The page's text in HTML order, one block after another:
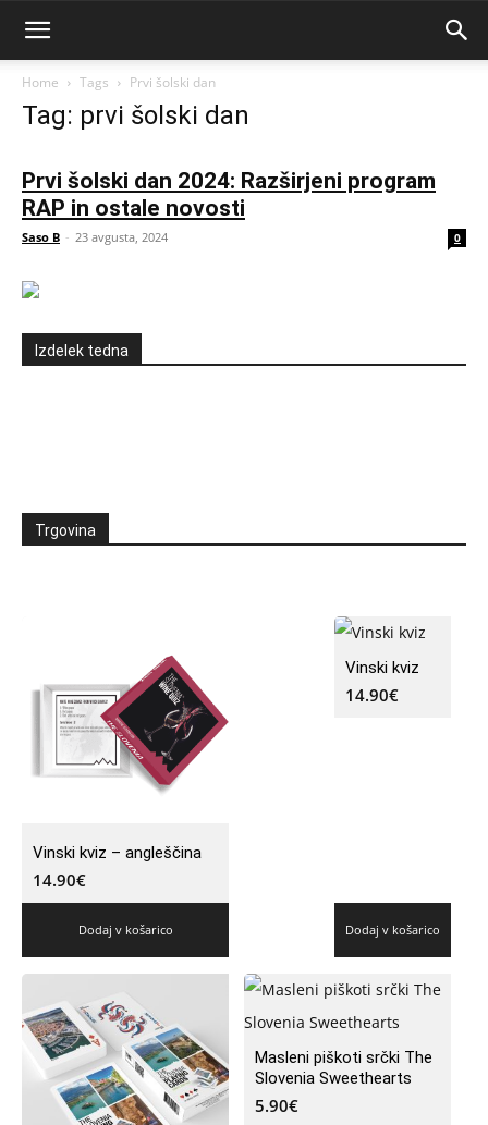
Home Tags Prvi šolski dan
Tag: prvi šolski dan
Prvi šolski dan 2024: Razširjeni program
RAP in ostale novosti
Saso B - 23 avgusta, 2024 0
Izdelek tedna
Trgovina
Vinski kviz – angleščina
14.90€
Dodaj v košarico
Vinski kviz
14.90€
Dodaj v košarico
Masleni piškoti srčki The
Slovenia Sweethearts
5.90€